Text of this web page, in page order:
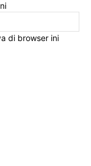
di browser ini